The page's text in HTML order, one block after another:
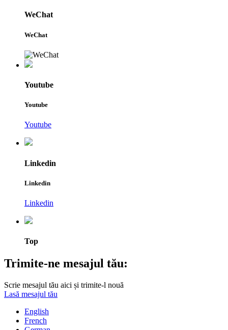
WeChat
WeChat
Youtube
Youtube
Youtube
Linkedin
Linkedin
Linkedin
Top
Trimite-ne mesajul tău:
Scrie mesajul tău aici și trimite-l nouă
Lasă mesajul tău
English
French